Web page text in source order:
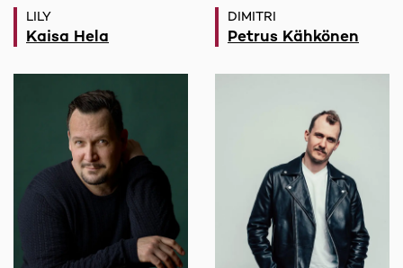
LILY
Kaisa Hela
DIMITRI
Petrus Kähkönen